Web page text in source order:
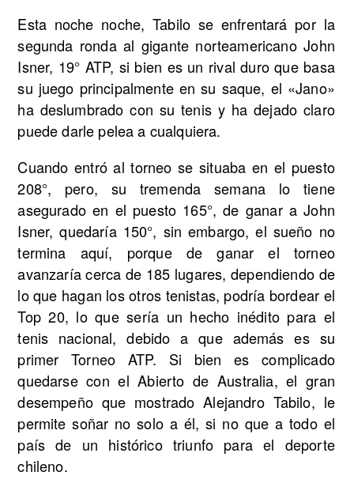
Esta noche noche, Tabilo se enfrentará por la
segunda ronda al gigante norteamericano John
Isner, 19° ATP, si bien es un rival duro que basa
su juego principalmente en su saque, el «Jano»
ha deslumbrado con su tenis y ha dejado claro
puede darle pelea a cualquiera.
Cuando entró al torneo se situaba en el puesto
208°, pero, su tremenda semana lo tiene
asegurado en el puesto 165°, de ganar a John
Isner, quedaría 150°, sin embargo, el sueño no
termina aquí, porque de ganar el torneo
avanzaría cerca de 185 lugares, dependiendo de
lo que hagan los otros tenistas, podría bordear el
Top 20, lo que sería un hecho inédito para el
tenis nacional, debido a que además es su
primer Torneo ATP. Si bien es complicado
quedarse con el Abierto de Australia, el gran
desempeño que mostrado Alejandro Tabilo, le
permite soñar no solo a él, si no que a todo el
país de un histórico triunfo para el deporte
chileno.